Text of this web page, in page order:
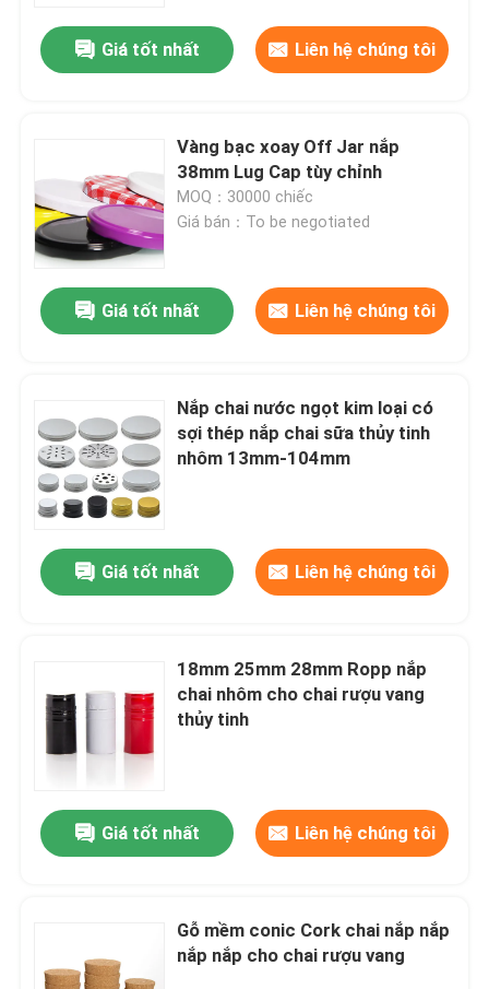
Nhà
Về chúng tôi
Giá tốt nhất Liên hệ chúng tôi
Vàng bạc xoay Off Jar nắp
38mm Lug Cap tùy chỉnh
MOQ：30000 chiếc
Giá bán：To be negotiated
Giá tốt nhất Liên hệ chúng tôi
Nắp chai nước ngọt kim loại có
sợi thép nắp chai sữa thủy tinh
nhôm 13mm-104mm
Giá tốt nhất Liên hệ chúng tôi
18mm 25mm 28mm Ropp nắp
chai nhôm cho chai rượu vang
thủy tinh
Giá tốt nhất Liên hệ chúng tôi
Gỗ mềm conic Cork chai nắp nắp
nắp nắp cho chai rượu vang